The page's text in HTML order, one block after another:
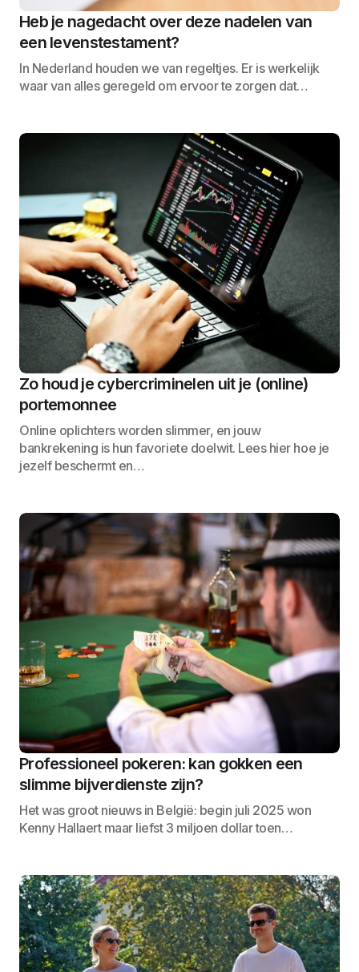
Heb je nagedacht over deze nadelen van
een levenstestament?
In Nederland houden we van regeltjes. Er is werkelijk
waar van alles geregeld om ervoor te zorgen dat…
Zo houd je cybercriminelen uit je (online)
portemonnee
Online oplichters worden slimmer, en jouw
bankrekening is hun favoriete doelwit. Lees hier hoe je
jezelf beschermt en…
Professioneel pokeren: kan gokken een
slimme bijverdienste zijn?
Het was groot nieuws in België: begin juli 2025 won
Kenny Hallaert maar liefst 3 miljoen dollar toen…